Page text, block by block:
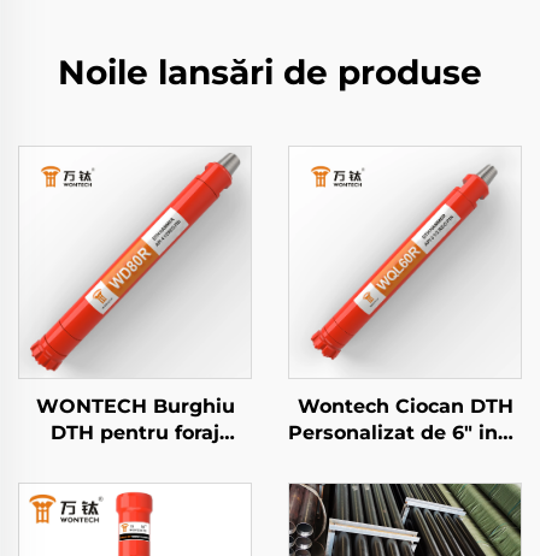
Noile lansări de produse
WONTECH Burghiu
DTH pentru foraj
8" inch DHD380 QL80
SD8
Wontech Ciocan DTH
Personalizat de 6" inch
API 3 1/2 REG PIN
pentru puțuri de apă
și detonări